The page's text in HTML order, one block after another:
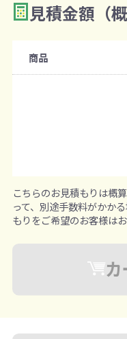
見積金額（概
商品
こちらのお見積もりは概
って、別途手数料がかか
もりをご希望のお客様は